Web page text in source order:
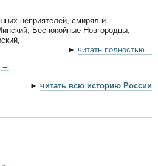
неприятелей, смирял и
Беспокойные Новгородцы,
► читать полностью...
→
► читать всю историю России